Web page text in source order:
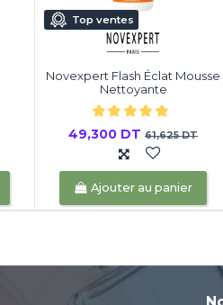
Top ventes
Novexpert Flash Éclat Mousse
Nettoyante
49,300 DT 61,625 DT
Ajouter au panier